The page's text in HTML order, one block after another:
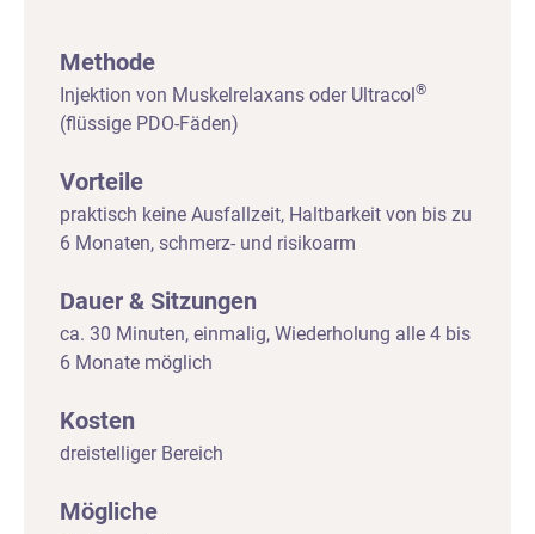
Methode
Injektion von Muskelrelaxans oder Ultracol®
(flüssige PDO-Fäden)
Vorteile
praktisch keine Ausfallzeit, Haltbarkeit von bis zu
6 Monaten, schmerz- und risikoarm
Dauer & Sitzungen
ca. 30 Minuten, einmalig, Wiederholung alle 4 bis
6 Monate möglich
Kosten
dreistelliger Bereich
Mögliche